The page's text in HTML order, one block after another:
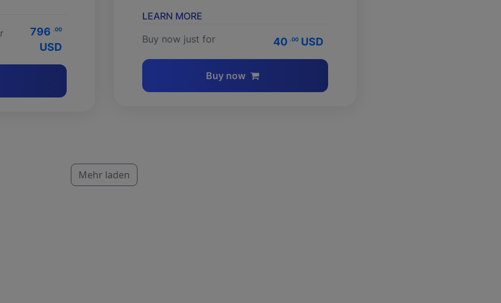
796 .00
USD
LEARN MORE
Buy now just for
40 .00USD
Buy now
Mehr laden